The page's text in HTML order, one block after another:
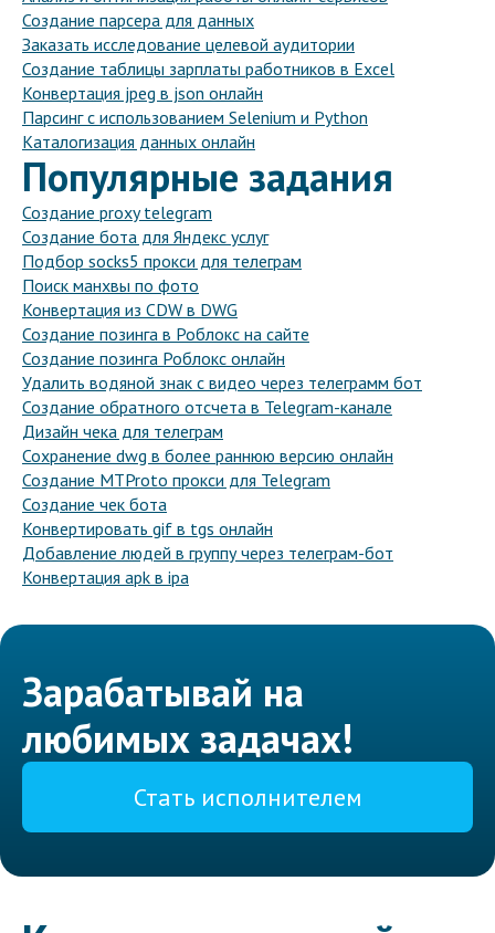
Создание парсера для данных
Заказать исследование целевой аудитории
Создание таблицы зарплаты работников в Excel
Конвертация jpeg в json онлайн
Парсинг с использованием Selenium и Python
Каталогизация данных онлайн
Популярные задания
Создание proxy telegram
Создание бота для Яндекс услуг
Подбор socks5 прокси для телеграм
Поиск манхвы по фото
Конвертация из CDW в DWG
Создание позинга в Роблокс на сайте
Создание позинга Роблокс онлайн
Удалить водяной знак с видео через телеграмм бот
Создание обратного отсчета в Telegram-канале
Дизайн чека для телеграм
Сохранение dwg в более раннюю версию онлайн
Создание MTProto прокси для Telegram
Создание чек бота
Конвертировать gif в tgs онлайн
Добавление людей в группу через телеграм-бот
Конвертация apk в ipa
Зарабатывай на
любимых задачах!
Стать исполнителем